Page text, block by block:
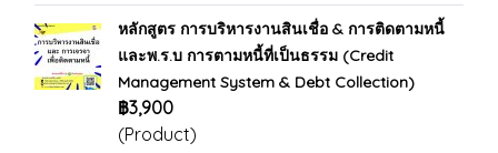
หลักสูตร การบริหารงานสินเชื่อ & การติดตามหนี้
และพ.ร.บ การตามหนี้ที่เป็นธรรม (Credit
Management System & Debt Collection)
฿3,900
(Product)